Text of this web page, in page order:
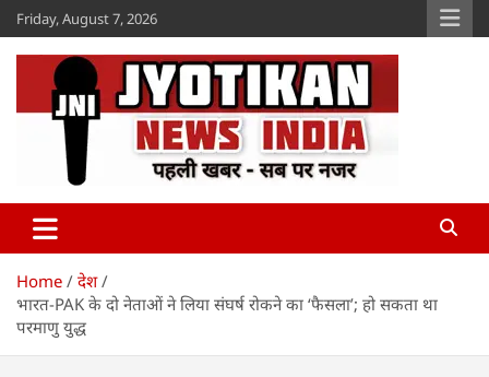
Skip
to
content
Friday, August 7, 2026
Jyotikan
Home
देश
भारत-PAK के दो नेताओं ने लिया संघर्ष रोकने का ‘फैसला’; हो सकता था
परमाणु युद्ध